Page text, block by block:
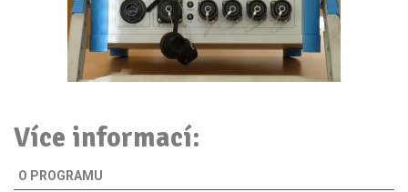
Více informací:
O PROGRAMU